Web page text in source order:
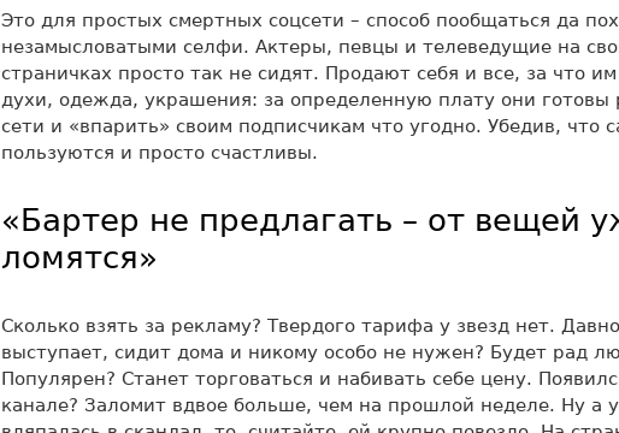
Это для простых смертных соцсети – способ пообщаться да
незамысловатыми селфи. Актеры, певцы и телеведущие на
страничках просто так не сидят. Продают себя и все, за что
духи, одежда, украшения: за определенную плату они готовы
сети и «впарить» своим подписчикам что угодно. Убедив, что
пользуются и просто счастливы.
«Бартер не предлагать – от вещей
ломятся»
Сколько взять за рекламу? Твердого тарифа у звезд нет.
выступает, сидит дома и никому особо не нужен? Будет рад
Популярен? Станет торговаться и набивать себе цену.
канале? Заломит вдвое больше, чем на прошлой неделе. Ну а